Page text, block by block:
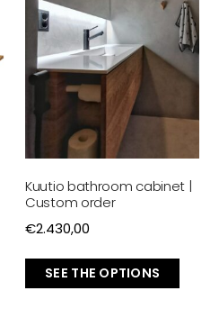
Kuutio bathroom cabinet |
Custom order
€2.430,00
SEE THE OPTIONS